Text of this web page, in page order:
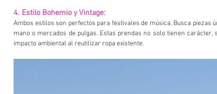
4. Estilo Bohemio y Vintage:
Ambos estilos son perfectos para festivales de música. Busca piezas
mano o mercados de pulgas. Estas prendas no solo tienen carácter,
impacto ambiental al reutilizar ropa existente.